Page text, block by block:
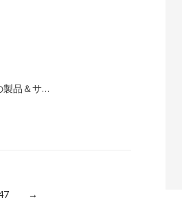
製品＆サ…
→